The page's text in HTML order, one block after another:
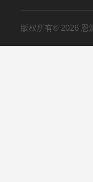
版权所有© 2026